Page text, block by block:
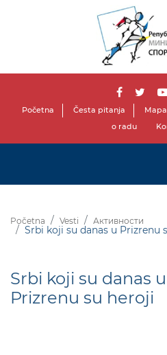
Početna Česta pitanja
o radu
Početna Vesti Активности
Srbi koji su danas u Prizrenu
Srbi koji su danas u
Prizrenu su heroji